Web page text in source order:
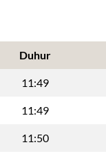
Duhur
11:49
11:49
11:50